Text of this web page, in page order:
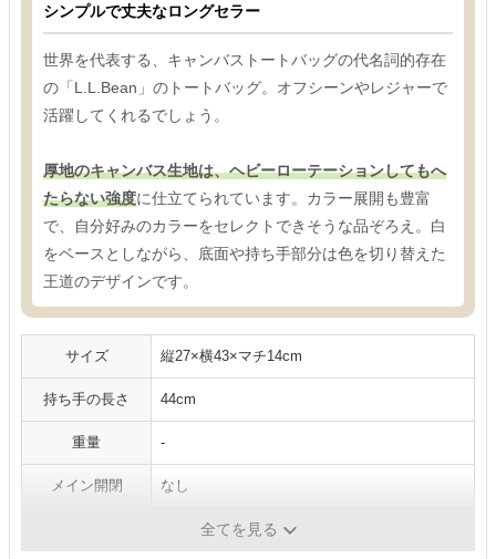
シンプルで丈夫なロングセラー
世界を代表する、キャンバストートバッグの代名詞的存在
の「L.L.Bean」のトートバッグ。オフシーンやレジャーで
活躍してくれるでしょう。
厚地のキャンバス生地は、ヘビーローテーションしてもへ
たらない強度に仕立てられています。カラー展開も豊富
で、自分好みのカラーをセレクトできそうな品ぞろえ。白
をベースとしながら、底面や持ち手部分は色を切り替えた
王道のデザインです。
サイズ 縦27×横43×マチ14cm
持ち手の長さ 44cm
重量 -
メイン開閉 なし
全てを見る